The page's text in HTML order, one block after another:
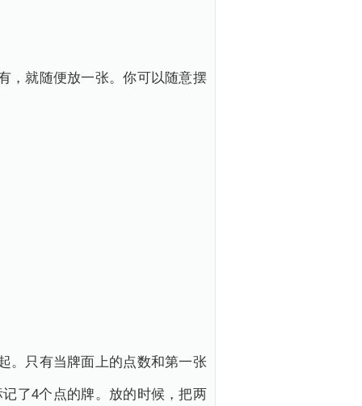
，就随便放一张。你可以随意摆
。只有当牌面上的点数和第一张
了4个点的牌。放的时候，把两